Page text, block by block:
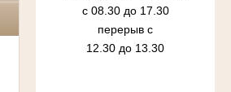
с 08.30 до 17.30
перерыв с
12.30 до 13.30